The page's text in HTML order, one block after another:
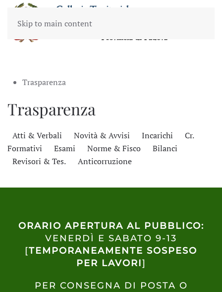
Skip to main content
Trasparenza
Trasparenza
Atti & Verbali Novità & Avvisi Incarichi
Cr.
Formativi
Esami Norme & Fisco
Bilanci
Revisori & Tes.
Anticorruzione
ORARIO APERTURA AL PUBBLICO:
VENERDÌ E SABATO 9-13
[TEMPORANEAMENTE SOSPESO
PER LAVORI]
PER CONSEGNA DI POSTA O